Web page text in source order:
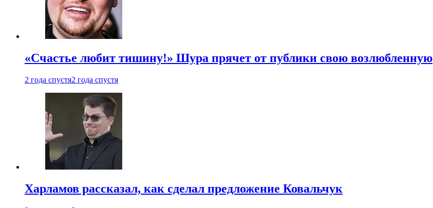
«Счастье любит тишину!» Шура прячет от публики свою возлюбленную
2 года спустя2 года спустя
Харламов рассказал, как сделал предложение Ковальчук